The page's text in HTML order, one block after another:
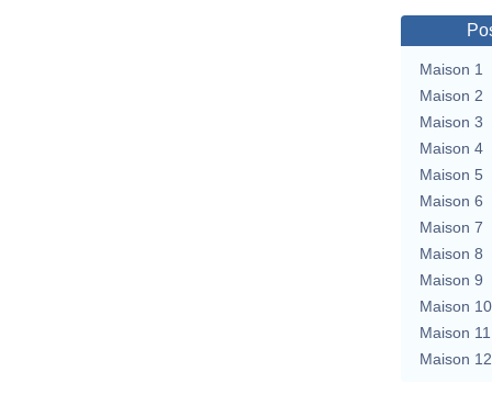
Maison 1
Maison 2
Maison 3
Maison 4
Maison 5
Maison 6
Maison 7
Maison 8
Maison 9
Maison 10
Maison 11
Maison 12